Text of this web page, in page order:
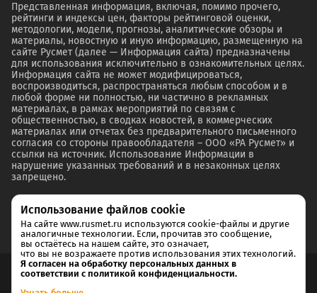
Представленная информация, включая, помимо прочего,
рейтинги и индексы цен, факторы рейтинговой оценки,
методологии, модели, прогнозы, аналитические обзоры и
материалы, новостную и иную информацию, размещенную на
сайте Русмет (далее — Информация сайта) предназначены
для использования исключительно в ознакомительных целях.
Информация сайта не может модифицироваться,
воспроизводиться, распространяться любым способом и в
любой форме ни полностью, ни частично в рекламных
материалах, в рамках мероприятий по связям с
общественностью, в сводках новостей, в коммерческих
материалах или отчетах без предварительного письменного
согласия со стороны правообладателя – ООО «РА Русмет» и
ссылки на источник. Использование Информации в
нарушение указанных требований и в незаконных целях
запрещено.
Согласие на обработку и хранение персональных данных
Использование файлов cookie
На сайте www.rusmet.ru используются cookie-файлы и другие
аналогичные технологии. Если, прочитав это сообщение,
вы остаётесь на нашем сайте, это означает,
что вы не возражаете против использования этих технологий.
Я согласен на обработку персональных данных в
соответствии с политикой конфиденциальности.